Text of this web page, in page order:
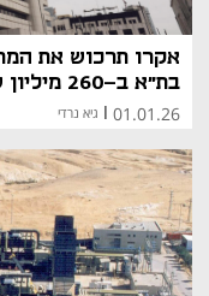
אקרו תרכוש את
בת"א ב-260 מיליון שקל
01.01.26
| גיא נרדי